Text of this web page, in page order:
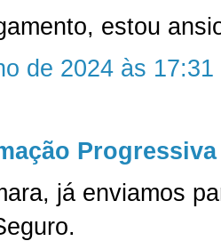
estou
de 2024 às 17:31
Progressiva
já enviamos